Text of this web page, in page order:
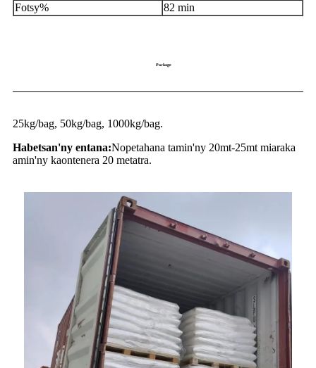
Fotsy%
82 min
Package
25kg/bag, 50kg/bag, 1000kg/bag.
Habetsan'ny entana:Nopetahana tamin'ny 20mt-25mt miaraka
amin'ny kaontenera 20 metatra.